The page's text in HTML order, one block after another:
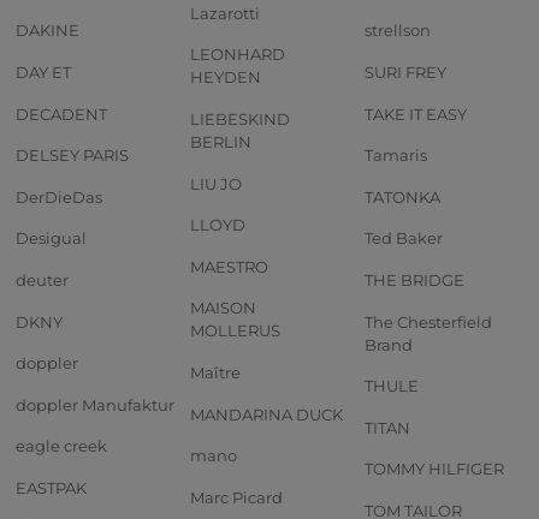
DAKINE
DAY ET
DECADENT
DELSEY PARIS
DerDieDas
Desigual
deuter
DKNY
doppler
doppler Manufaktur
eagle creek
EASTPAK
Lazarotti
LEONHARD
HEYDEN
LIEBESKIND
BERLIN
LIU JO
LLOYD
MAESTRO
MAISON
MOLLERUS
Maître
MANDARINA DUCK
mano
Marc Picard
strellson
SURI FREY
TAKE IT EASY
Tamaris
TATONKA
Ted Baker
THE BRIDGE
The Chesterfield
Brand
THULE
TITAN
TOMMY HILFIGER
TOM TAILOR